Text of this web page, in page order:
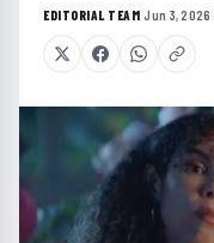
EDITORIAL TEAM·Jun 3, 2026 ·